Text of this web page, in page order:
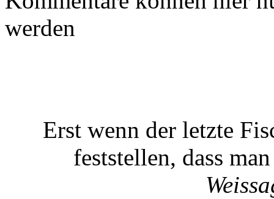
werden
Erst wenn der letzte
feststellen, dass